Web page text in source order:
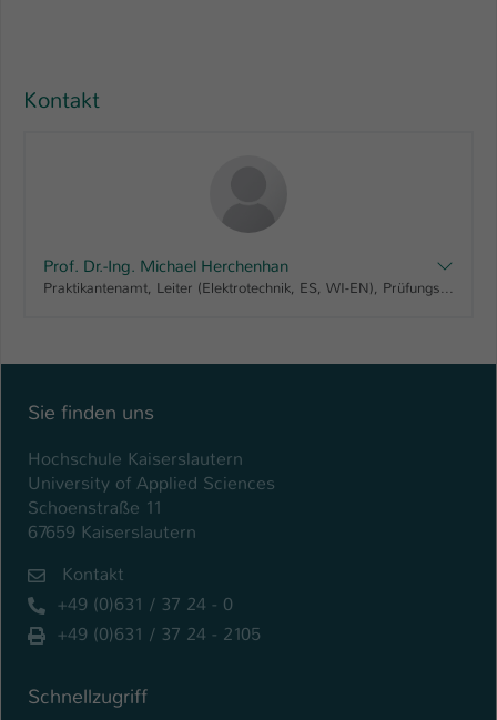
Kontakt
Prof. Dr.-Ing. Michael Herchenhan
Praktikantenamt, Leiter (Elektrotechnik, ES, WI-EN), Prüfungsausschuss Digital Engineering
Sie finden uns
Hochschule Kaiserslautern
University of Applied Sciences
Schoenstraße 11
67659 Kaiserslautern
Kontakt
+49 (0)631 / 37 24 - 0
+49 (0)631 / 37 24 - 2105
Schnellzugriff